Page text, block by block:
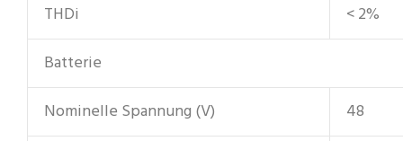
THDi
< 2%
Batterie
Nominelle Spannung (V)
48